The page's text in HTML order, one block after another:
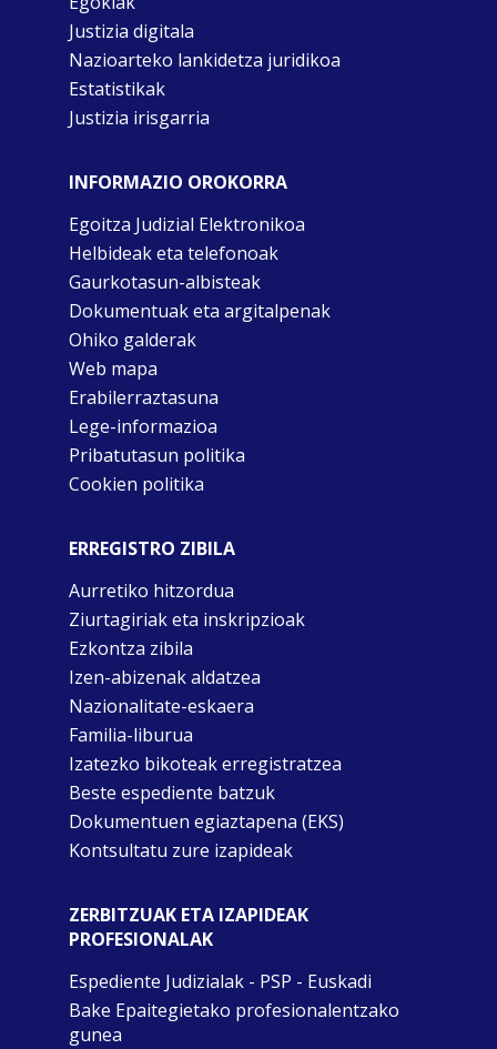
Justizia digitala
Nazioarteko lankidetza juridikoa
Estatistikak
Justizia irisgarria
INFORMAZIO OROKORRA
Egoitza Judizial Elektronikoa
Helbideak eta telefonoak
Gaurkotasun-albisteak
Dokumentuak eta argitalpenak
Ohiko galderak
Web mapa
Erabilerraztasuna
Lege-informazioa
Pribatutasun politika
Cookien politika
ERREGISTRO ZIBILA
Aurretiko hitzordua
Ziurtagiriak eta inskripzioak
Ezkontza zibila
Izen-abizenak aldatzea
Nazionalitate-eskaera
Familia-liburua
Izatezko bikoteak erregistratzea
Beste espediente batzuk
Dokumentuen egiaztapena (EKS)
Kontsultatu zure izapideak
ZERBITZUAK ETA IZAPIDEAK
PROFESIONALAK
Espediente Judizialak - PSP - Euskadi
Bake Epaitegietako profesionalentzako
gunea